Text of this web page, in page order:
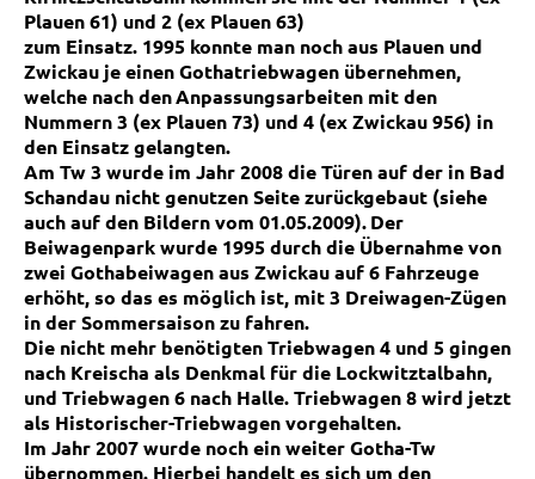
Plauen 61) und 2 (ex Plauen 63)
zum Einsatz. 1995 konnte man noch aus Plauen und
Zwickau je einen Gothatriebwagen übernehmen,
welche nach denAnpassungsarbeiten mit den
Nummern 3 (ex Plauen 73) und 4 (ex Zwickau 956) in
den Einsatz gelangten.
Am Tw 3 wurde im Jahr 2008 die Türen auf der in Bad
Schandau nicht genutzen Seite zurückgebaut (siehe
auch auf den Bildern vom 01.05.2009).Der
Beiwagenpark wurde 1995 durch die Übernahme von
zwei Gothabeiwagen aus Zwickau auf 6 Fahrzeuge
erhöht, so das es möglich ist, mit 3 Dreiwagen-Zügen
in derSommersaison zu fahren.
Die nicht mehr benötigten Triebwagen 4 und 5 gingen
nach Kreischa als Denkmal für die Lockwitztalbahn,
und Triebwagen 6 nach Halle. Triebwagen 8 wird jetzt
als Historischer-Triebwagen vorgehalten.
Im Jahr 2007 wurde noch ein weiter Gotha-Tw
übernommen. Hierbei handelt es sich um den